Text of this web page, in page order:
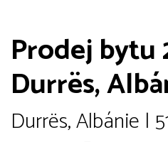
Prodej bytu
Durrës,
Durrës, Albánie |